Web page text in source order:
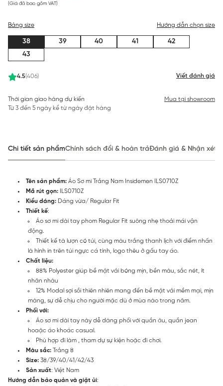
(Giá đã bao gồm VAT)
4.5(406) Viết đánh giá
Bảng size Hướng dẫn chọn size
38 39 40 41
42
43
Thời gian giao hàng dự kiến
Từ 3 đến 5 ngày kể từ ngày đặt hàng
Mua tại showroom
Chi tiết sản phẩmChính sách đổi & hoàn trảĐánh giá & Nhận xét
Tên sản phẩm: Áo Sơ mi Trắng Nam Insidemen ILS0710Z
Mã rút gọn: ILS0710Z
Kiểu dáng: Dáng vừa/ Regular Fit
Thiết kế:
Áo sơ mi dài tay phom Regular Fit suông nhẹ thoải mái vận
động.
Thiết kế tà lượn có túi, cùng màu trắng thanh lịch với điểm nhấn
là hình in trên túi ngực cá tính, logo thêu ở gấu tay áo.
Chất liệu:
88% Polyester giúp bề mặt vải bóng mịn, bền màu, sắc nét, ít
nhăn nhàu
12% Modal sợi sồi thiên nhiên mang đến bề mặt vải mềm mại, mịn
màng, sự dễ chịu cho người mặc dù ở mùa nào trong năm.
Phối với:
Áo sơ mi dài tay này dễ dàng phối với quần âu, quần jean
hoaặc áo khoác casual.
Phù hợp đi làm , tham dự sự kiện hoặc đi chơi.
Màu sắc: Trắng 8
Size: 38/39/40/41/42/43
Sản xuất: Việt Nam
Hướng dẫn bảo quản và giặt ủi: